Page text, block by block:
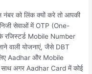
नंबर को लिंक क्यों करे तो आपकी
निजी सेवाओं में OTP (One-
Mobile Number
वाली योजनाएं, जैसे DBT
Aadhar और Mobile
साथ अगर Aadhar Card में कोई